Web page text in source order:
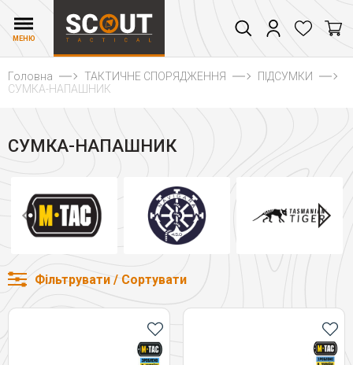
МЕНЮ
Головна ТАКТИЧНЕ СПОРЯДЖЕННЯ
ПІДСУМКИ
СУМКА-НАПАШНИК
СУМКА-НАПАШНИК
Фільтрувати / Сортувати